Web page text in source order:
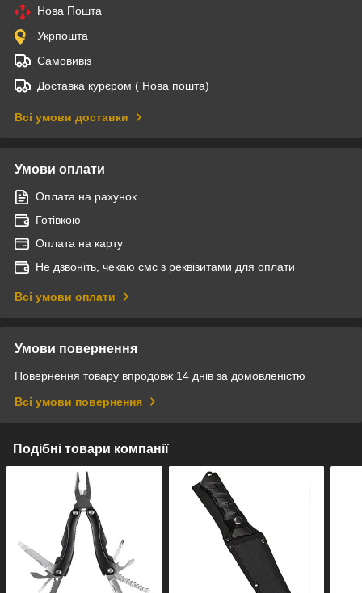
Нова Пошта
Укрпошта
Самовивіз
Доставка курєром ( Нова пошта)
Всі умови доставки
Умови оплати
Оплата на рахунок
Готівкою
Оплата на карту
Не дзвоніть, чекаю смс з реквізитами для оплати
Всі умови оплати
Умови повернення
Повернення товару впродовж 14 днів за домовленістю
Всі умови повернення
Подібні товари компанії